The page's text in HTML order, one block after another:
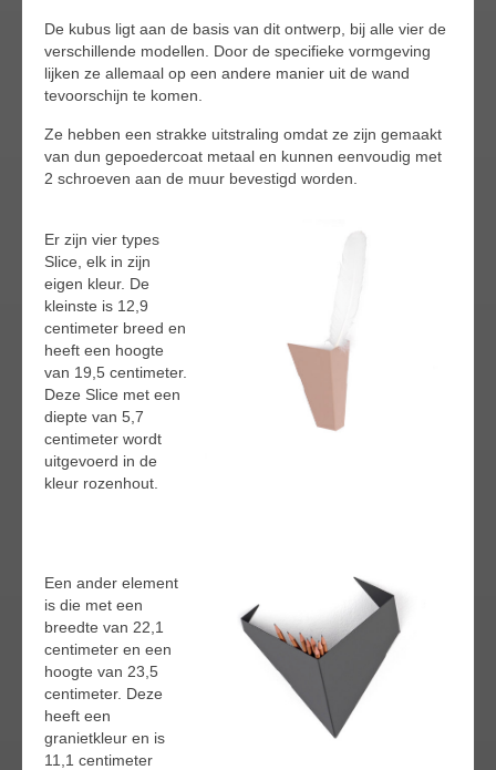
De kubus ligt aan de basis van dit ontwerp, bij alle vier de
verschillende modellen. Door de specifieke vormgeving
lijken ze allemaal op een andere manier uit de wand
tevoorschijn te komen.
Ze hebben een strakke uitstraling omdat ze zijn gemaakt
van dun gepoedercoat metaal en kunnen eenvoudig met
2 schroeven aan de muur bevestigd worden.
Er zijn vier types
Slice, elk in zijn
eigen kleur. De
kleinste is 12,9
centimeter breed en
heeft een hoogte
van 19,5 centimeter.
Deze Slice met een
diepte van 5,7
centimeter wordt
uitgevoerd in de
kleur rozenhout.
Een ander element
is die met een
breedte van 22,1
centimeter en een
hoogte van 23,5
centimeter. Deze
heeft een
granietkleur en is
11,1 centimeter